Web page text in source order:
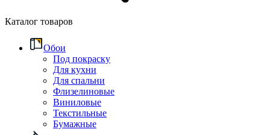
Каталог товаров
Обои
Под покраску
Для кухни
Для спальни
Флизелиновые
Виниловые
Текстильные
Бумажные